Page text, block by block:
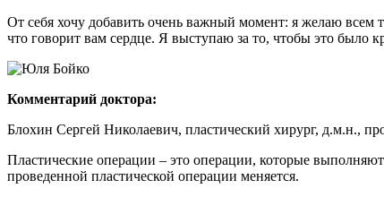
От себя хочу добавить очень важный момент: я желаю всем
что говорит вам сердце. Я выступаю за то, чтобы это было
Комментарий доктора:
Блохин Сергей Николаевич, пластический хирург, д.м.н.,
Пластические операции – это операции, которые
проведенной пластической операции меняется.